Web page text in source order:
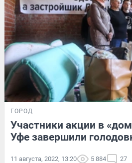
ГОРОД
Участники акции в
Уфе завершили
11 августа, 2022, 13:20 5 884 27